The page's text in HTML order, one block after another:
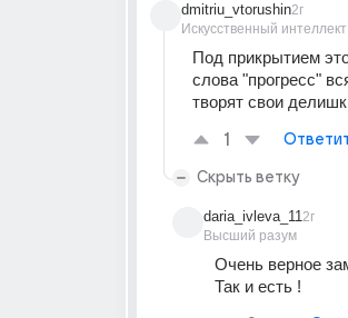
dmitriu_vtorushin
Искусственный интеллект
2г
Под прикрытием
слова "прогресс"
творят свои
1
Скрыть ветку
daria_ivleva_11
Высший разум
2г
Очень верное
Так и есть !